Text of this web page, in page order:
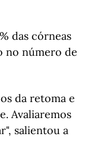
das córneas
no número de
da retoma e
Avaliaremos
salientou a